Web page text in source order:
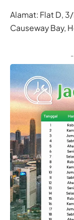
Alamat: Flat D,
Causeway Bay,